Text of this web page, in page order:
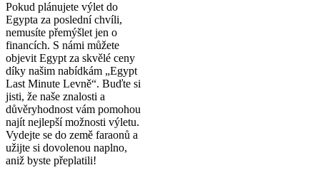
Pokud plánujete výlet do
Egypta za poslední chvíli,
nemusíte přemýšlet jen o
financích. S námi můžete
objevit Egypt za skvělé ceny
díky našim nabídkám „Egypt
Last Minute Levně“. Buďte si
jisti, že naše znalosti a
důvěryhodnost vám pomohou
najít nejlepší možnosti výletu.
Vydejte se do země faraonů a
užijte si dovolenou naplno,
aniž byste přeplatili!